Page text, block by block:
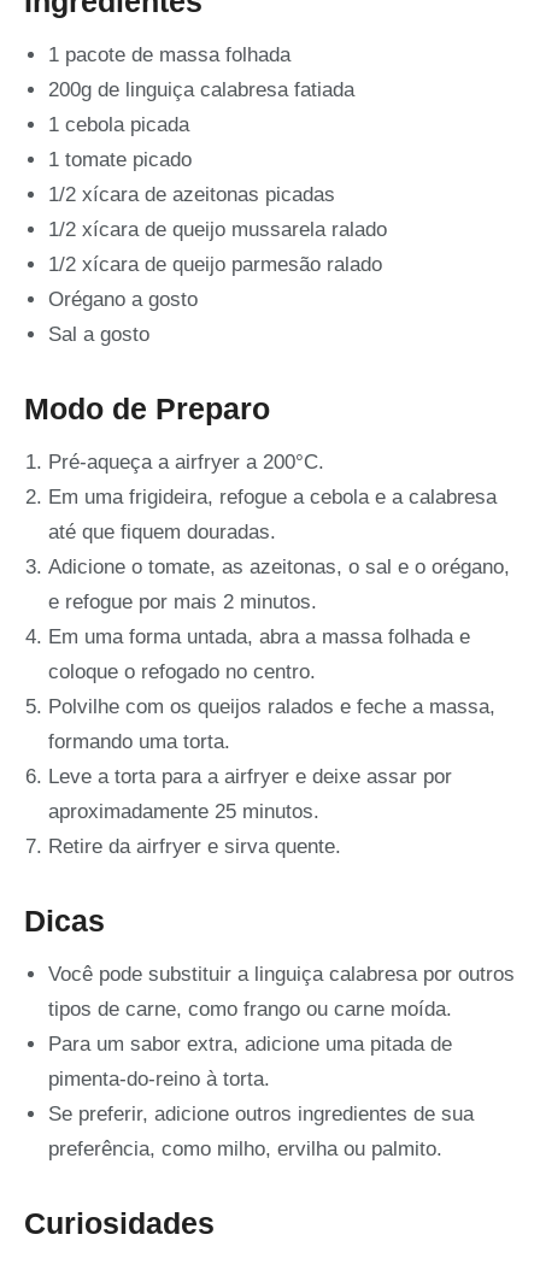
1 pacote de massa folhada
200g de linguiça calabresa fatiada
1 cebola picada
1 tomate picado
1/2 xícara de azeitonas picadas
1/2 xícara de queijo mussarela ralado
1/2 xícara de queijo parmesão ralado
Orégano a gosto
Sal a gosto
Modo de Preparo
Pré-aqueça a airfryer a 200°C.
Em uma frigideira, refogue a cebola e a calabresa
até que fiquem douradas.
Adicione o tomate, as azeitonas, o sal e o orégano,
e refogue por mais 2 minutos.
Em uma forma untada, abra a massa folhada e
coloque o refogado no centro.
Polvilhe com os queijos ralados e feche a massa,
formando uma torta.
Leve a torta para a airfryer e deixe assar por
aproximadamente 25 minutos.
Retire da airfryer e sirva quente.
Dicas
Você pode substituir a linguiça calabresa por outros
tipos de carne, como frango ou carne moída.
Para um sabor extra, adicione uma pitada de
pimenta-do-reino à torta.
Se preferir, adicione outros ingredientes de sua
preferência, como milho, ervilha ou palmito.
Curiosidades